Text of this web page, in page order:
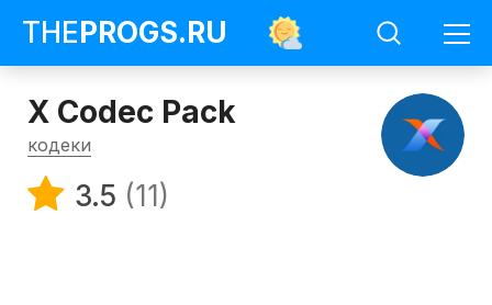
THEPROGS.RU
X Codec Pack
кодеки
3.5 (11)